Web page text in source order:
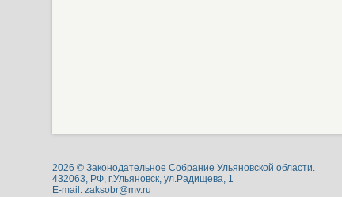
2026 © Законодательное Собрание Ульяновской области.
432063, РФ, г.Ульяновск, ул.Радищева, 1
E-mail: zaksobr@mv.ru